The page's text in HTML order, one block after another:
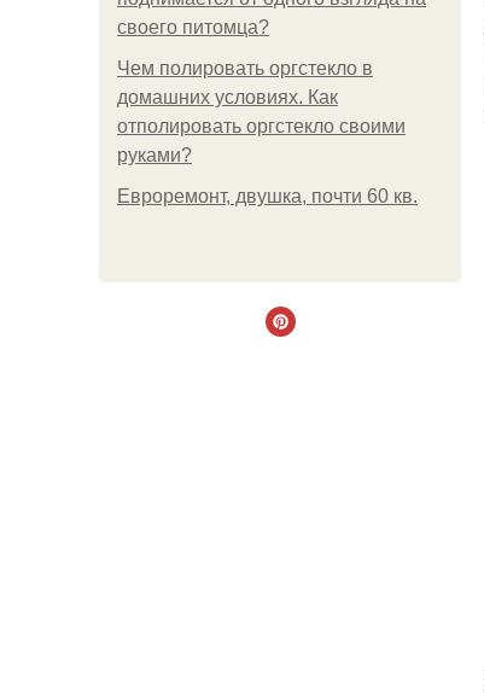
своего питомца?
Чем полировать оргстекло в
домашних условиях. Как
отполировать оргстекло своими
руками?
Евроремонт, двушка, почти 60 кв.